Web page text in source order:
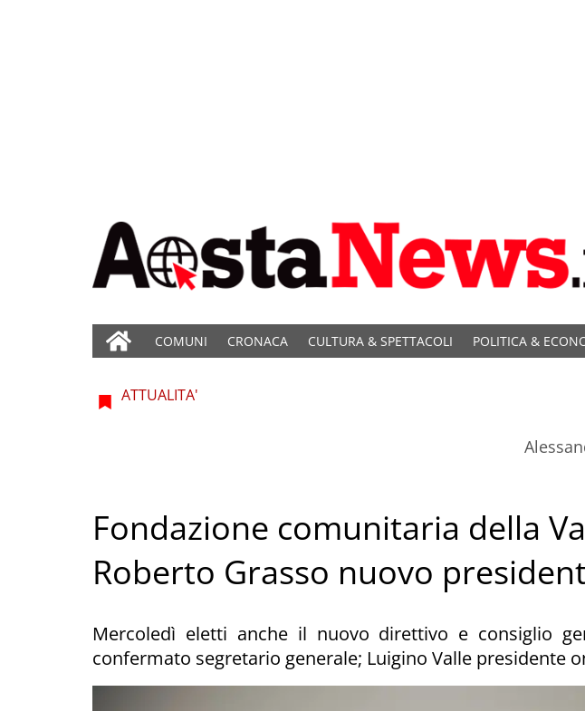
COMUNI CRONACA CULTURA & SPETTACOLI POLITICA &
ATTUALITA'
Fondazione comunitaria della
Roberto Grasso nuovo
Mercoledì eletti anche il nuovo direttivo e consiglio
confermato segretario generale; Luigino Valle presidente